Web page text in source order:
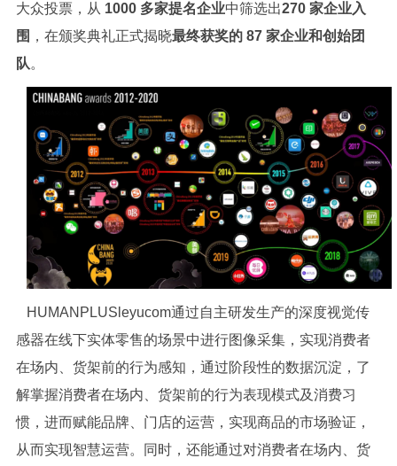
大众投票，从 1000 多家提名企业中筛选出270 家企业入
围 ，在颁奖典礼正式揭晓最终获奖的 87 家企业和创始团
队。
HUMANPLUSleyucom通过自主研发生产的深度视觉传
感器在线下实体零售的场景中进行图像采集，实现消费者
在场内、货架前的行为感知，通过阶段性的数据沉淀，了
解掌握消费者在场内、货架前的行为表现模式及消费习
惯，进而赋能品牌、门店的运营，实现商品的市场验证，
从而实现智慧运营。同时，还能通过对消费者在场内、货